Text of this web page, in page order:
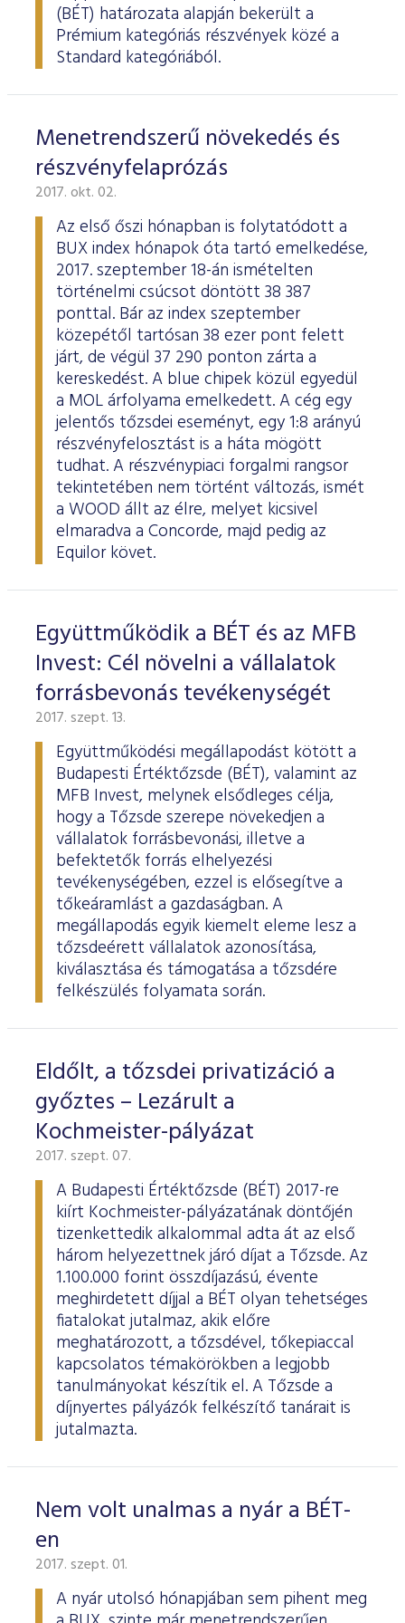
ESG Útmutató
(BÉT) határozata alapján bekerült a
Prémium kategóriás részvények közé a
Standard kategóriából.
Menetrendszerű növekedés és
részvényfelaprózás
2017. okt. 02.
Az első őszi hónapban is folytatódott a
BUX index hónapok óta tartó emelkedése,
2017. szeptember 18-án ismételten
történelmi csúcsot döntött 38 387
ponttal. Bár az index szeptember
közepétől tartósan 38 ezer pont felett
járt, de végül 37 290 ponton zárta a
kereskedést. A blue chipek közül egyedül
a MOL árfolyama emelkedett. A cég egy
jelentős tőzsdei eseményt, egy 1:8 arányú
részvényfelosztást is a háta mögött
tudhat. A részvénypiaci forgalmi rangsor
tekintetében nem történt változás, ismét
a WOOD állt az élre, melyet kicsivel
elmaradva a Concorde, majd pedig az
Equilor követ.
Együttműködik a BÉT és az MFB
Invest: Cél növelni a vállalatok
forrásbevonás tevékenységét
2017. szept. 13.
Együttműködési megállapodást kötött a
Budapesti Értéktőzsde (BÉT), valamint az
MFB Invest, melynek elsődleges célja,
hogy a Tőzsde szerepe növekedjen a
vállalatok forrásbevonási, illetve a
befektetők forrás elhelyezési
tevékenységében, ezzel is elősegítve a
tőkeáramlást a gazdaságban. A
megállapodás egyik kiemelt eleme lesz a
tőzsdeérett vállalatok azonosítása,
kiválasztása és támogatása a tőzsdére
felkészülés folyamata során.
Eldőlt, a tőzsdei privatizáció a
győztes – Lezárult a
Kochmeister-pályázat
2017. szept. 07.
A Budapesti Értéktőzsde (BÉT) 2017-re
kiírt Kochmeister-pályázatának döntőjén
tizenkettedik alkalommal adta át az első
három helyezettnek járó díjat a Tőzsde. Az
1.100.000 forint összdíjazású, évente
meghirdetett díjjal a BÉT olyan tehetséges
fiatalokat jutalmaz, akik előre
meghatározott, a tőzsdével, tőkepiaccal
kapcsolatos témakörökben a legjobb
tanulmányokat készítik el. A Tőzsde a
díjnyertes pályázók felkészítő tanárait is
jutalmazta.
Nem volt unalmas a nyár a BÉT-
en
2017. szept. 01.
A nyár utolsó hónapjában sem pihent meg